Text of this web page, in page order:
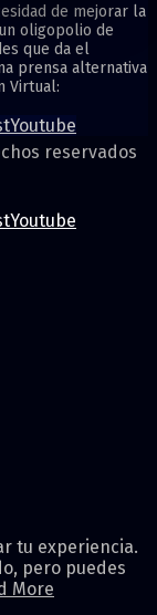
de mejorar la
oligopolio de
que da el
prensa alternativa
Virtual:
Youtube
reservados
Youtube
tu experiencia.
pero puedes
More